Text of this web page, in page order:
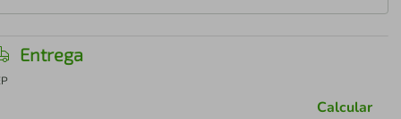
Entrega
Calcular